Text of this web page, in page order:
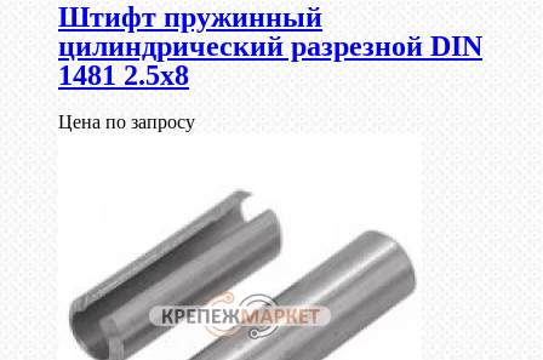
Штифт пружинный
цилиндрический разрезной DIN
1481 2.5х8
Цена по запросу